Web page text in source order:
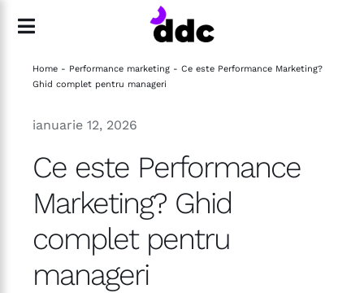
Toggle
Navigation
Acasă
Backup Analytics
Echipă
Home- Performance marketing- Ce este Performance Marketing?
Ghid complet pentru manageri
ianuarie 12, 2026
Ce este Performance
Marketing? Ghid
complet pentru
manageri